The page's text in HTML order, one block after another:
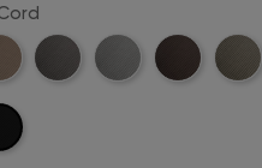
Anthrazit-Hellgrau-Dunkelbraun-
Khaki-